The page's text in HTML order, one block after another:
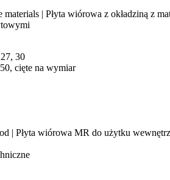
30
cięte na wymiar